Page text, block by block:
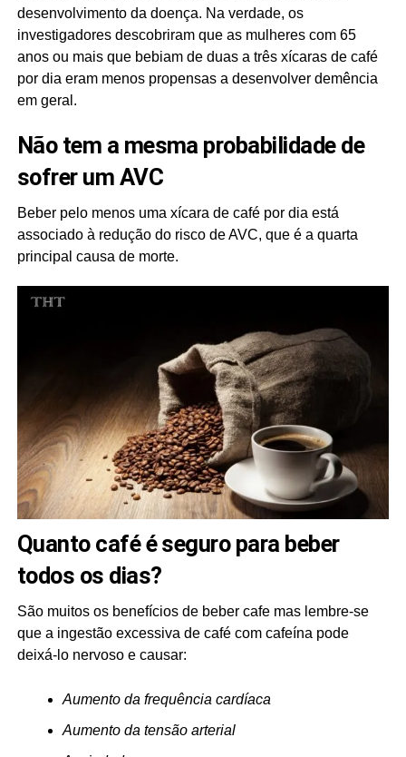
desenvolvimento da doença. Na verdade, os
investigadores descobriram que as mulheres com 65
anos ou mais que bebiam de duas a três xícaras de café
por dia eram menos propensas a desenvolver demência
em geral.
Não tem a mesma probabilidade de
sofrer um AVC
Beber pelo menos uma xícara de café por dia está
associado à redução do risco de AVC, que é a quarta
principal causa de morte.
Quanto café é seguro para beber
todos os dias?
São muitos os benefícios de beber cafe mas lembre-se
que a ingestão excessiva de café com cafeína pode
deixá-lo nervoso e causar:
Aumento da frequência cardíaca
Aumento da tensão arterial